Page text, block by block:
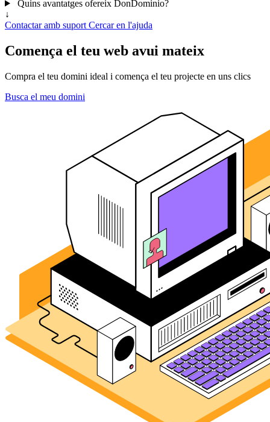
Quins avantatges ofereix DonDominio?
↓
Contactar amb suport Cercar en l'ajuda
Comença el teu web avui mateix
Compra el teu domini ideal i comença el teu projecte en uns clics
Busca el meu domini